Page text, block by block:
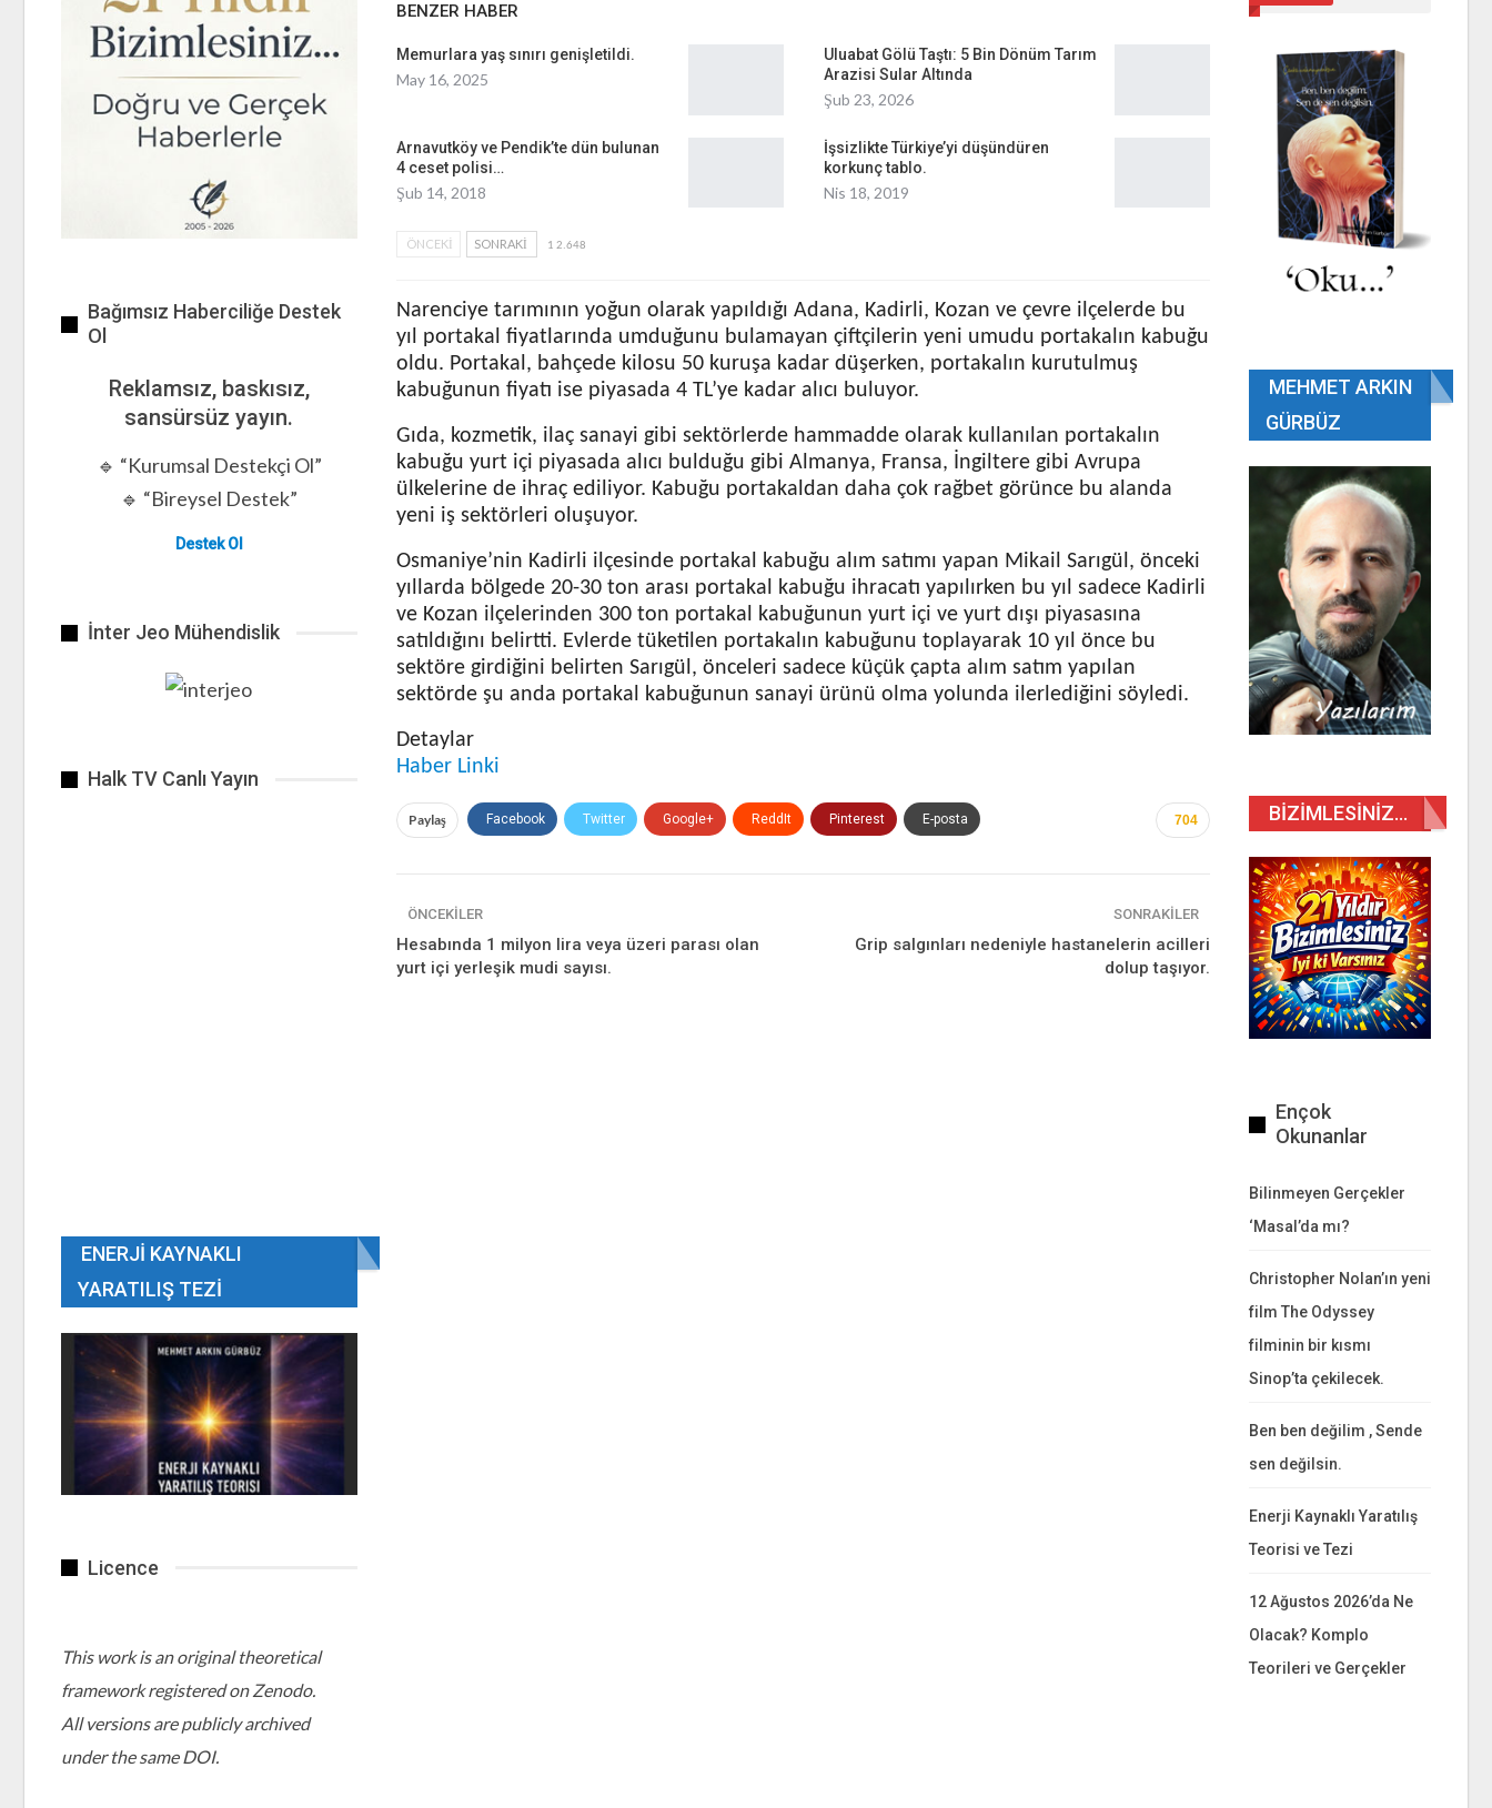
BENZER HABER
Memurlara yaş sınırı genişletildi.
May 16, 2025
Uluabat Gölü Taştı: 5 Bin Dönüm Tarım
Arazisi Sular Altında
Şub 23, 2026
Arnavutköy ve Pendik’te dün bulunan
4 ceset polisi…
Şub 14, 2018
İşsizlikte Türkiye’yi düşündüren
korkunç tablo.
Nis 18, 2019
ÖNCEKI SONRAKI 1 2.648
Narenciye tarımının yoğun olarak yapıldığı Adana, Kadirli, Kozan ve çevre ilçelerde bu
yıl portakal fiyatlarında umduğunu bulamayan çiftçilerin yeni umudu portakalın kabuğu
oldu. Portakal, bahçede kilosu 50 kuruşa kadar düşerken, portakalın kurutulmuş
kabuğunun fiyatı ise piyasada 4 TL’ye kadar alıcı buluyor.
Gıda, kozmetik, ilaç sanayi gibi sektörlerde hammadde olarak kullanılan portakalın
kabuğu yurt içi piyasada alıcı bulduğu gibi Almanya, Fransa, İngiltere gibi Avrupa
ülkelerine de ihraç ediliyor. Kabuğu portakaldan daha çok rağbet görünce bu alanda
yeni iş sektörleri oluşuyor.
Osmaniye’nin Kadirli ilçesinde portakal kabuğu alım satımı yapan Mikail Sarıgül, önceki
yıllarda bölgede 20-30 ton arası portakal kabuğu ihracatı yapılırken bu yıl sadece Kadirli
ve Kozan ilçelerinden 300 ton portakal kabuğunun yurt içi ve yurt dışı piyasasına
satıldığını belirtti. Evlerde tüketilen portakalın kabuğunu toplayarak 10 yıl önce bu
sektöre girdiğini belirten Sarıgül, önceleri sadece küçük çapta alım satım yapılan
sektörde şu anda portakal kabuğunun sanayi ürünü olma yolunda ilerlediğini söyledi.
Detaylar
Haber Linki
704
Paylaş Facebook Twitter Google+ ReddIt Pinterest E-posta
ÖNCEKILER
Hesabında 1 milyon lira veya üzeri parası olan
yurt içi yerleşik mudi sayısı.
SONRAKILER
Grip salgınları nedeniyle hastanelerin acilleri
dolup taşıyor.
Bağımsız Haberciliğe Destek
Ol
Reklamsız, baskısız,
sansürsüz yayın.
🔹 “Kurumsal Destekçi Ol”
🔹 “Bireysel Destek”
Destek Ol
İnter Jeo Mühendislik
Halk TV Canlı Yayın
ENERJI KAYNAKLI
YARATILIŞ TEZI
Licence
This work is an original theoretical
framework registered on Zenodo.
All versions are publicly archived
under the same DOI.
MEHMET ARKIN
GÜRBÜZ
BIZIMLESINIZ…
Ençok
Okunanlar
Bilinmeyen Gerçekler
‘Masal’da mı?
Christopher Nolan’ın yeni
film The Odyssey
filminin bir kısmı
Sinop’ta çekilecek.
Ben ben değilim , Sende
sen değilsin.
Enerji Kaynaklı Yaratılış
Teorisi ve Tezi
12 Ağustos 2026’da Ne
Olacak? Komplo
Teorileri ve Gerçekler